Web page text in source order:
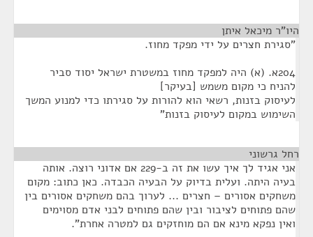
היו"ר מיכאל איתן
"סגירת חצרים על ידי מפקד מחוז.
204א. (א) היה למפקד מחוז במשטרת ישראל יסוד סביר
להניח כי מקום משמש [בעיקר]
לעיסוק בזנות, רשאי הוא להורות על סגירתו כדי למנוע המשך
השימוש במקום לעיסוק בזנות"
רחל גרשוני
אני אגיד לך איך עשו את זה ב-229 אם אדוני רוצה. אותה
בעיה היתה. ועלית בדיוק על הבעיה הכבדה. כאן כתוב: מקום
משחקים אסורים – חצרים ... לערוך בהם משחקים אסורים בין
שהם פתוחים לציבור ובין שהם פתוחים לבני אדם מסוימים
ואין נפקא מינא אם הם מוחזקים גם למטרה אחרת".